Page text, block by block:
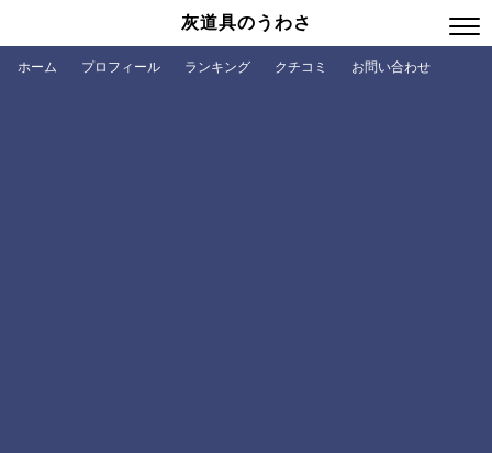
灰道具のうわさ
ホーム プロフィール ランキング クチコミ お問い合わせ